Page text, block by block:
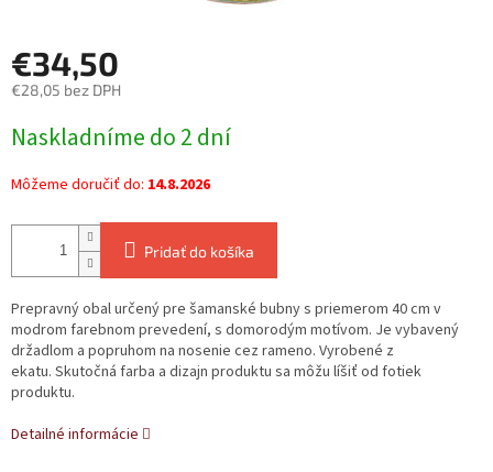
€34,50
€28,05 bez DPH
cena:
Naskladníme do 2 dní
Môžeme doručiť do: 14.8.2026
Pridať do košíka
Prepravný obal určený pre šamanské bubny s priemerom 40 cm v
modrom farebnom prevedení, s domorodým motívom. Je vybavený
držadlom a popruhom na nosenie cez rameno. Vyrobené z
ekatu. Skutočná farba a dizajn produktu sa môžu líšiť od fotiek
produktu.
Detailné informácie